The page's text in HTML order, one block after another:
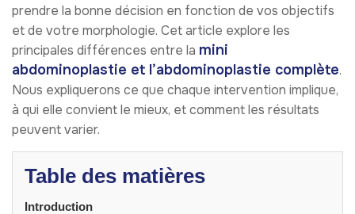
prendre la bonne décision en fonction de vos objectifs
et de votre morphologie. Cet article explore les
principales différences entre la mini
abdominoplastie et l’abdominoplastie complète.
Nous expliquerons ce que chaque intervention implique,
à qui elle convient le mieux, et comment les résultats
peuvent varier.
Table des matières
Introduction